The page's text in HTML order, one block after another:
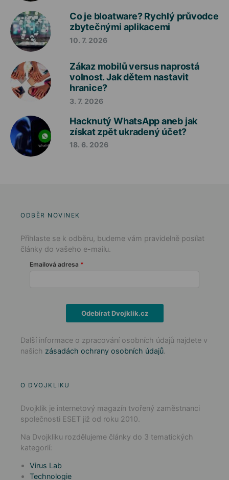
Co je bloatware? Rychlý průvodce
zbytečnými aplikacemi
10. 7. 2026
Zákaz mobilů versus naprostá
volnost. Jak dětem nastavit
hranice?
3. 7. 2026
Hacknutý WhatsApp aneb jak
získat zpět ukradený účet?
18. 6. 2026
ODBĚR NOVINEK
Přihlaste se k odběru, budeme vám pravidelně posílat
články do vašeho e-mailu.
Emailová adresa
Odebírat Dvojklik.cz
Další informace o zpracování osobních údajů najdete v
našich zásadách ochrany osobních údajů.
O DVOJKLIKU
Dvojklik je internetový magazín tvořený zaměstnanci
společnosti ESET již od roku 2010.
Na Dvojkliku rozdělujeme články do 3 tematických
kategorií:
Virus Lab
Technologie